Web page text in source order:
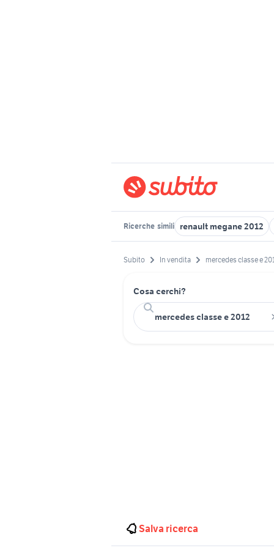
Ricerche simili renault megane 2012
Subito In vendita mercedes classe e
Cosa cerchi?
Salva ricerca